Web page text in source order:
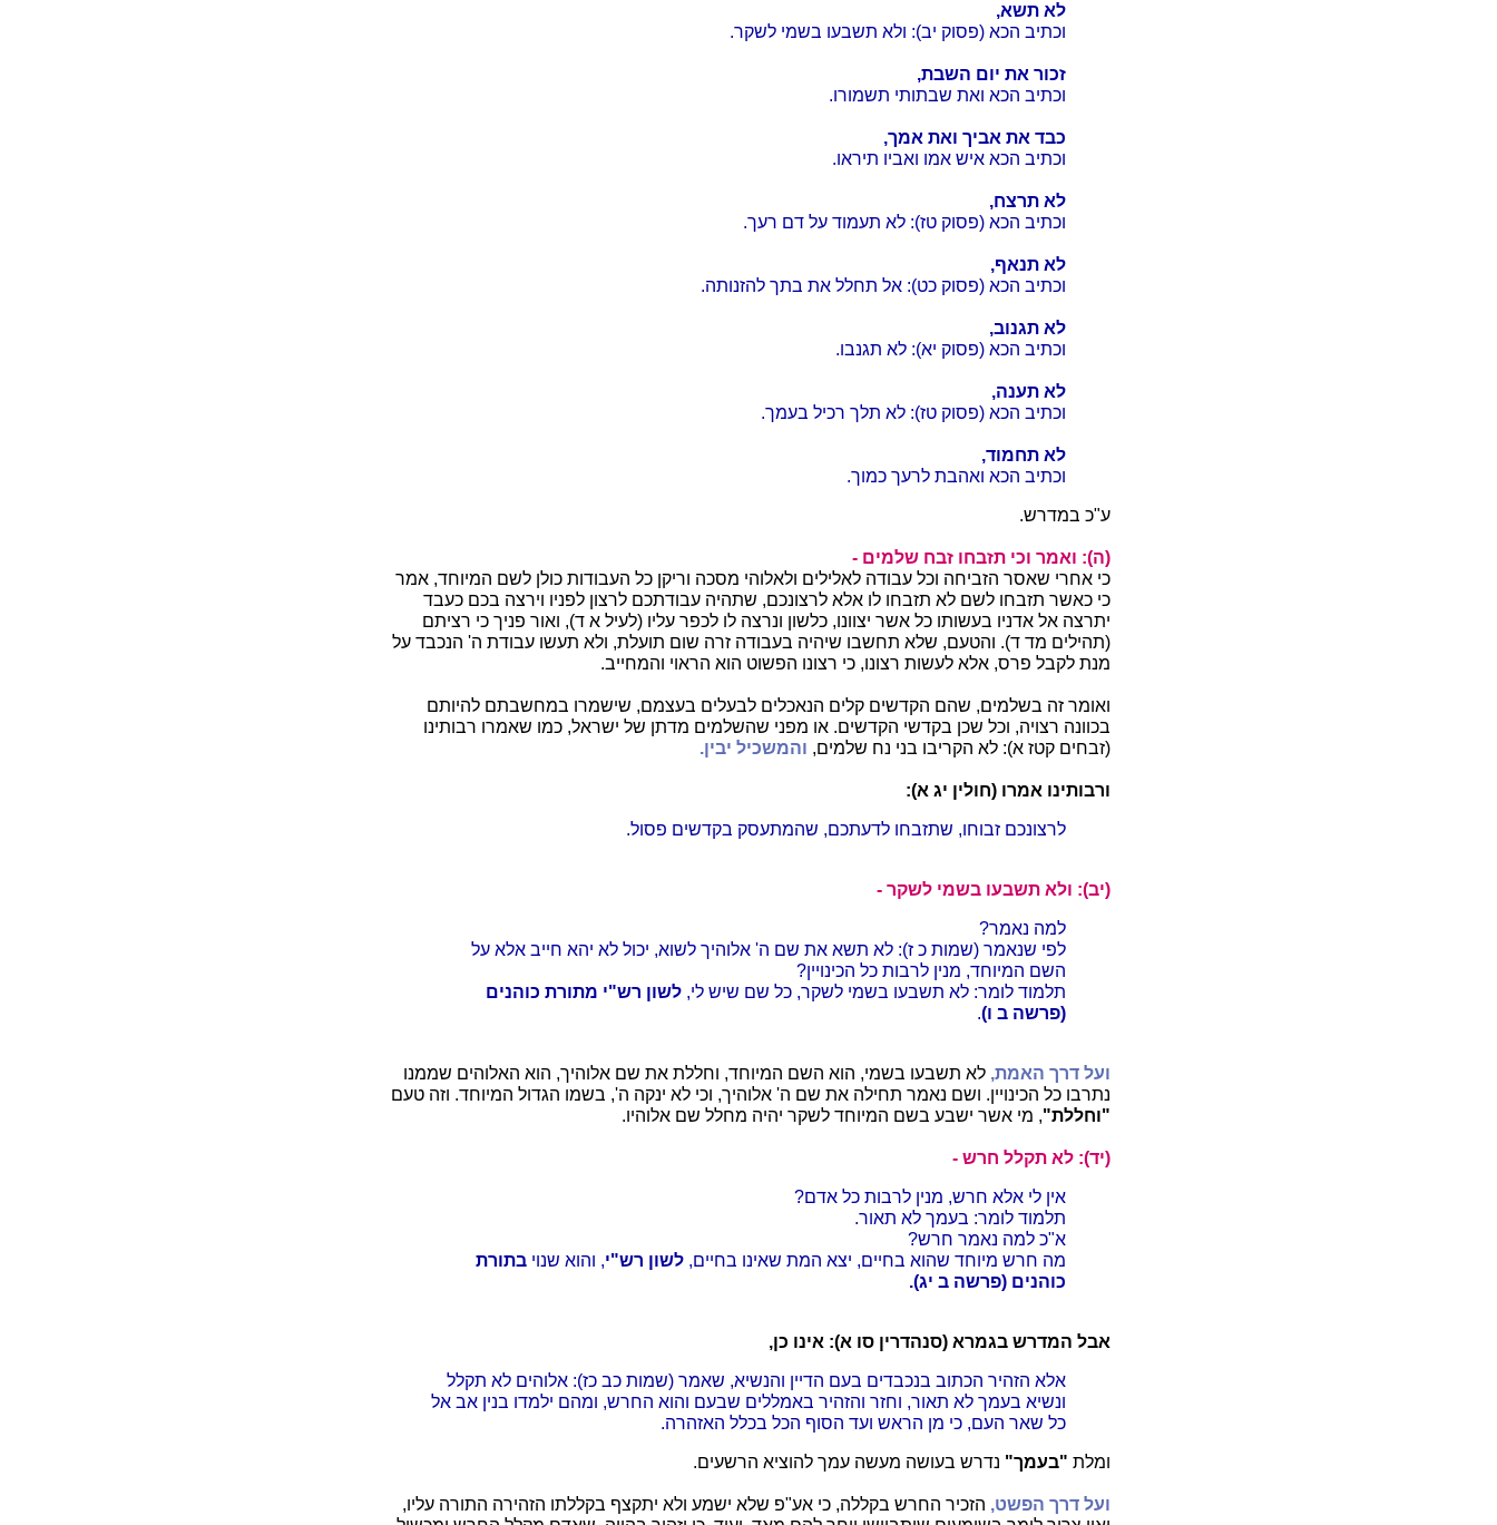
לא תשא,
וכתיב הכא (פסוק יב): ולא תשבעו בשמי לשקר.
זכור את יום השבת,
וכתיב הכא ואת שבתותי תשמורו.
כבד את אביך ואת אמך,
וכתיב הכא איש אמו ואביו תיראו.
לא תרצח,
וכתיב הכא (פסוק טז): לא תעמוד על דם רעך.
לא תנאף,
וכתיב הכא (פסוק כט): אל תחלל את בתך להזנותה.
לא תגנוב,
וכתיב הכא (פסוק יא): לא תגנבו.
לא תענה,
וכתיב הכא (פסוק טז): לא תלך רכיל בעמך.
לא תחמוד,
וכתיב הכא ואהבת לרעך כמוך.
ע"כ במדרש.
(ה): ואמר וכי תזבחו זבח שלמים -
כי אחרי שאסר הזביחה וכל עבודה לאלילים ולאלוהי מסכה וריקן כל העבודות כולן לשם המיוחד, אמר
כי כאשר תזבחו לשם לא תזבחו לו אלא לרצונכם, שתהיה עבודתכם לרצון לפניו וירצה בכם כעבד
יתרצה אל אדניו בעשותו כל אשר יצוונו, כלשון ונרצה לו לכפר עליו (לעיל א ד), ואור פניך כי רציתם
(תהילים מד ד). והטעם, שלא תחשבו שיהיה בעבודה זרה שום תועלת, ולא תעשו עבודת ה' הנכבד על
מנת לקבל פרס, אלא לעשות רצונו, כי רצונו הפשוט הוא הראוי והמחייב.
ואומר זה בשלמים, שהם הקדשים קלים הנאכלים לבעלים בעצמם, שישמרו במחשבתם להיותם
בכוונה רצויה, וכל שכן בקדשי הקדשים. או מפני שהשלמים מדתן של ישראל, כמו שאמרו רבותינו
(זבחים קטז א): לא הקריבו בני נח שלמים, והמשכיל יבין.
ורבותינו אמרו (חולין יג א):
לרצונכם זבוחו, שתזבחו לדעתכם, שהמתעסק בקדשים פסול.
(יב): ולא תשבעו בשמי לשקר -
למה נאמר?
לפי שנאמר (שמות כ ז): לא תשא את שם ה' אלוהיך לשוא, יכול לא יהא חייב אלא על
השם המיוחד, מנין לרבות כל הכינויין?
תלמוד לומר: לא תשבעו בשמי לשקר, כל שם שיש לי, לשון רש"י מתורת כוהנים
(פרשה ב ו).
ועל דרך האמת, לא תשבעו בשמי, הוא השם המיוחד, וחללת את שם אלוהיך, הוא האלוהים שממנו
נתרבו כל הכינויין. ושם נאמר תחילה את שם ה' אלוהיך, וכי לא ינקה ה', בשמו הגדול המיוחד. וזה טעם
"וחללת", מי אשר ישבע בשם המיוחד לשקר יהיה מחלל שם אלוהיו.
(יד): לא תקלל חרש -
אין לי אלא חרש, מנין לרבות כל אדם?
תלמוד לומר: בעמך לא תאור.
א"כ למה נאמר חרש?
מה חרש מיוחד שהוא בחיים, יצא המת שאינו בחיים, לשון רש"י, והוא שנוי בתורת
כוהנים (פרשה ב יג).
אבל המדרש בגמרא (סנהדרין סו א): אינו כן,
אלא הזהיר הכתוב בנכבדים בעם הדיין והנשיא, שאמר (שמות כב כז): אלוהים לא תקלל
ונשיא בעמך לא תאור, וחזר והזהיר באמללים שבעם והוא החרש, ומהם ילמדו בנין אב אל
כל שאר העם, כי מן הראש ועד הסוף הכל בכלל האזהרה.
ומלת "בעמך" נדרש בעושה מעשה עמך להוציא הרשעים.
ועל דרך הפשט, הזכיר החרש בקללה, כי אע"פ שלא ישמע ולא יתקצף בקללתו הזהירה התורה עליו,